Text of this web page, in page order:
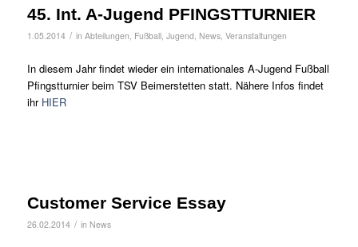
45. Int. A-Jugend PFINGSTTURNIER
1.05.2014 / in Abteilungen, Fußball, Jugend, News, Veranstaltungen
In diesem Jahr findet wieder ein internationales A-Jugend Fußball
Pfingstturnier beim TSV Beimerstetten statt. Nähere Infos findet
ihr HIER
Customer Service Essay
26.02.2014 / in News